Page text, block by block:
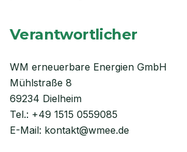
Verantwortlicher
WM erneuerbare Energien GmbH
Mühlstraße 8
69234 Dielheim
Tel.: +49 1515 0559085
E-Mail: kontakt@wmee.de